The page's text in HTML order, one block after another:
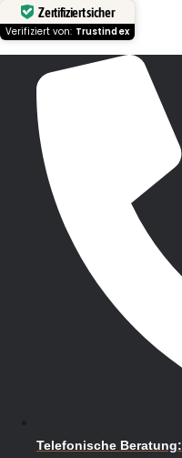
Zertifiziert sicher
Verifiziert von: Trustindex
Telefonische Beratung: